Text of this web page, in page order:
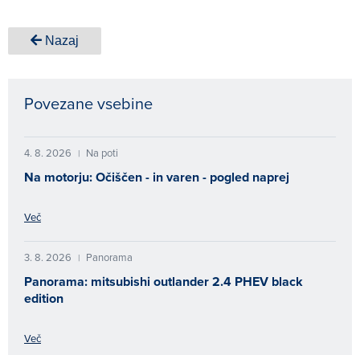
Nazaj
Povezane vsebine
4. 8. 2026 | Na poti
Na motorju: Očiščen - in varen - pogled naprej
Več
3. 8. 2026 | Panorama
Panorama: mitsubishi outlander 2.4 PHEV black
edition
Več